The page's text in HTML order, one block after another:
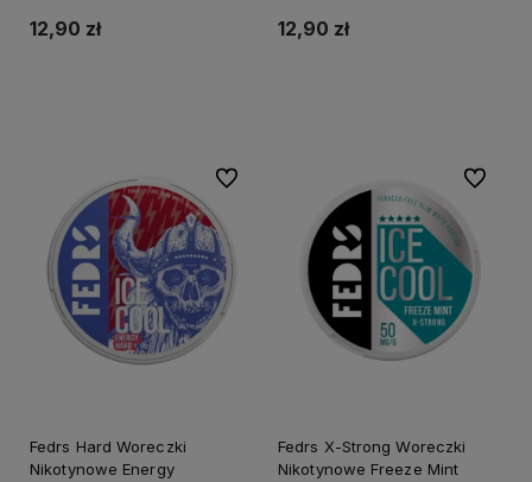
12,90 zł 12,90 zł
Fedrs Hard Woreczki
Nikotynowe Energy
Do ulubionych
Fedrs X-Strong Woreczki
Nikotynowe Freeze Mint
Do